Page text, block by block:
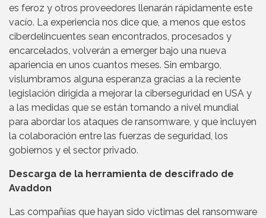
es feroz y otros proveedores llenarán rápidamente este
vacío. La experiencia nos dice que, a menos que estos
ciberdelincuentes sean encontrados, procesados y
encarcelados, volverán a emerger bajo una nueva
apariencia en unos cuantos meses. Sin embargo,
vislumbramos alguna esperanza gracias a la reciente
legislación dirigida a mejorar la ciberseguridad en USA y
a las medidas que se están tomando a nivel mundial
para abordar los ataques de ransomware, y que incluyen
la colaboración entre las fuerzas de seguridad, los
gobiernos y el sector privado.
Descarga de la herramienta de descifrado de
Avaddon
Las compañías que hayan sido víctimas del ransomware